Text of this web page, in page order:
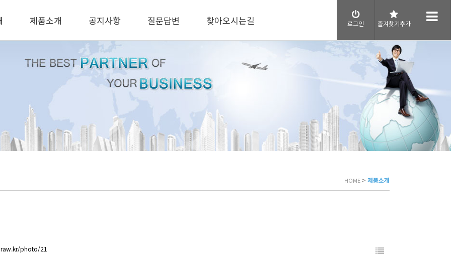
로그인 즐겨찾기추가
제품소개 공지사항 질문답변 찾아오시는길
HOME > 제품소개
photo/21